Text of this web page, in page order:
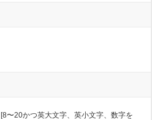
[8〜20かつ英大文字、英小文字、数字を